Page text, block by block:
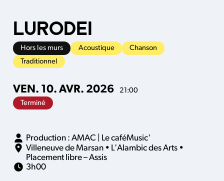
LURODEI
Hors les murs Acoustique
Chanson
Traditionnel
VEN. 10. AVR. 2026
21:00
Terminé
Production : AMAC | Le caféMusic'
Villeneuve de Marsan • L'Alambic des Arts •
Placement libre – Assis
3h00